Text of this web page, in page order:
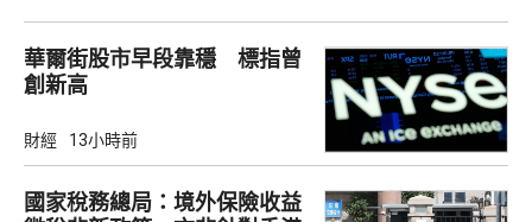
華爾街股市早段靠穩 標指曾
創新高
財經 13小時前
國家稅務總局：境外保險收益